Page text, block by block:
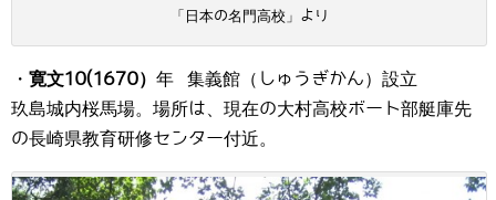
「日本の名門高校」より
・ 寛文10(1670） 年 集義館（しゅうぎかん）設立
玖島城内桜馬場。場所は、現在の大村高校ボート部艇庫先
の長崎県教育研修センター付近。